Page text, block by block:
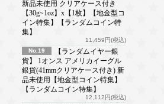
新品未使用 クリアケース付き
【30g~1oz】x【1枚】【地金型コ
イン特集】【ランダムコイン特
集】
11,459円(税込)
No.19
【ランダムイヤー銀
貨】 1オンス アメリカイーグル
銀貨(41mmクリアケース付き) 新
品未使用【地金型コイン特集】
【ランダムコイン特集】
12,112円(税込)